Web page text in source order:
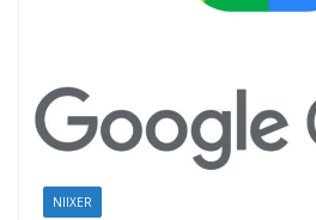
NIIXER